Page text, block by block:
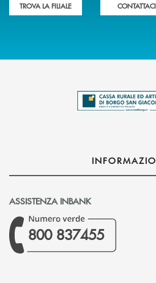
TROVA LA FILIALE CONTATTACI
ASSISTENZA INBANK
800 837455